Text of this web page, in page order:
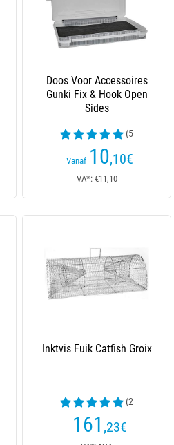
Doos Voor Accessoires
Gunki Fix & Hook Open
Sides
(5
beoordelingen)
Vanaf 10,10€
VA*: €11,10
Inktvis Fuik Catfish Groix
(2
beoordelingen)
161 ,23€